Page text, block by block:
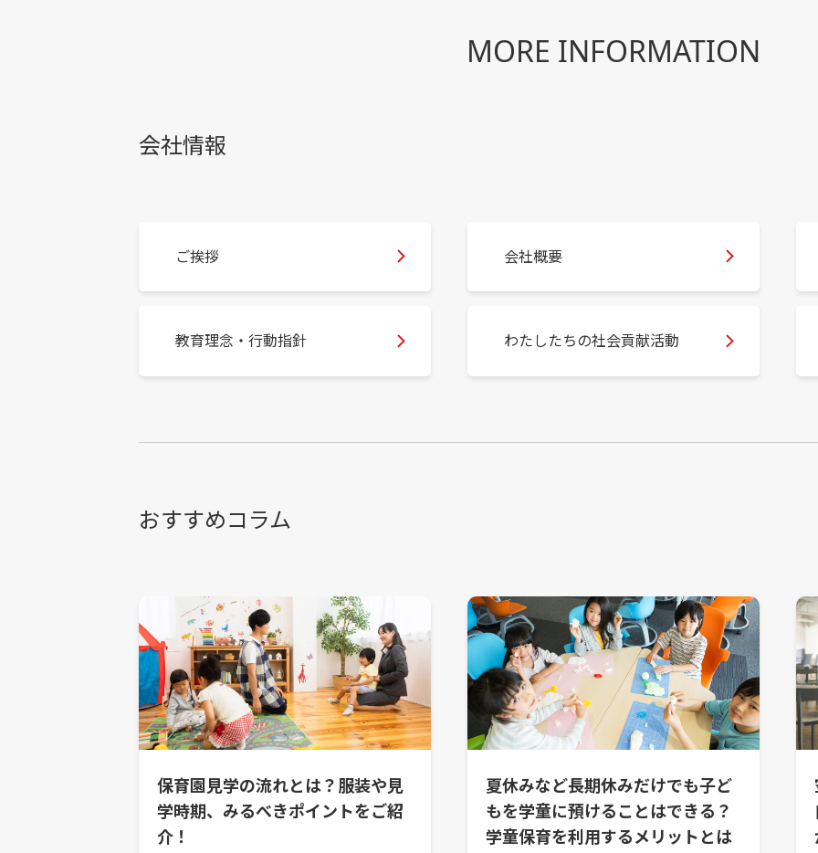
MORE INFORMATION
会社情報
ご挨拶 会社概要
教育理念・行動指針 わたしたちの社会貢献活動
おすすめコラム
保育園見学の流れとは？服装や見
学時期、みるべきポイントをご紹
介！
夏休みなど長期休みだけでも子ど
もを学童に預けることはできる？
学童保育を利用するメリットとは